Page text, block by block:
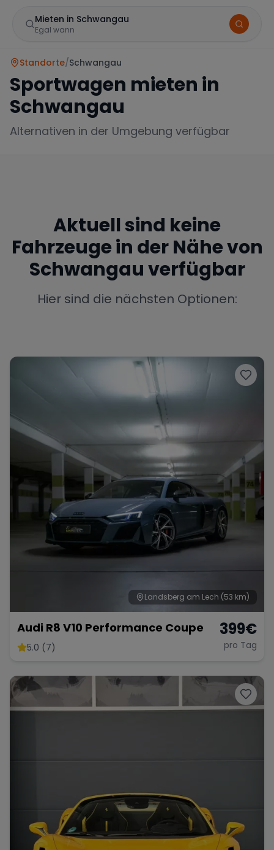
Mieten in Schwangau
Egal wann
Mercedes BMW Audi
Bentley Rolls Royce Aston Martin
Bugatti Lotus Maserati
Corvette
Standorte/Schwangau
Sportwagen mieten in
Schwangau
Alternativen in der Umgebung verfügbar
Aktuell sind keine
Fahrzeuge in der Nähe von
Schwangauverfügbar
Hier sind die nächsten Optionen:
Landsberg am Lech (53 km)
Audi R8 V10 Performance Coupe
5.0 (7)
399€
pro Tag